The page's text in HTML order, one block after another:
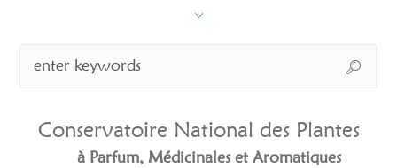
Conservatoire National des Plantes
à Parfum, Médicinales et Aromatiques